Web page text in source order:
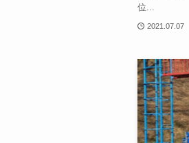
位...
2021.07.07